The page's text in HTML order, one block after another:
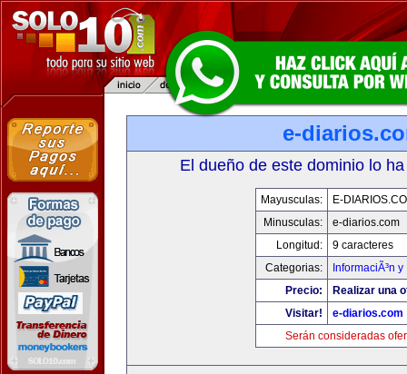
e-
El dueño de este dominio lo
Mayusculas:
E-
Minusculas:
e-diarios.com
Longitud:
9 caracteres
Categorias:
InformaciÃ³n
Precio:
Realizar una
Visitar!
e-diarios.com
Serán consideradas